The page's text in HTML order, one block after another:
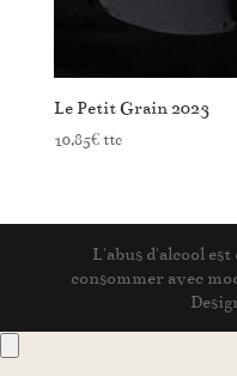
Le Petit Grain 2023
10,85€ ttc
L'abus d'alcool
consommer avec